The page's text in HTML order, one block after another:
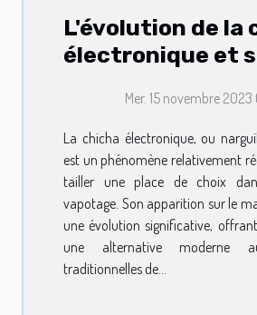
L'évolution de la
électronique et
marché du
Mer. 15 novembre 2023
La chicha électronique, ou
est un phénomène relativement
tailler une place de choix
vapotage. Son apparition sur le
une évolution significative,
une alternative moderne
traditionnelles de...